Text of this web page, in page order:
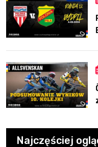
Najczęściej